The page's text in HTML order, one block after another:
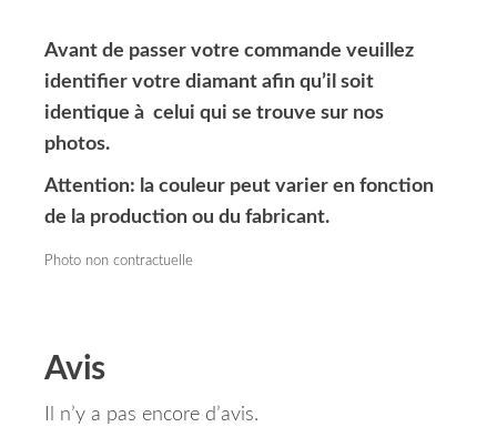
Avant de passer votre commande veuillez
identifier votre diamant afin qu’il soit
identique à celui qui se trouve sur nos
photos.
Attention: la couleur peut varier en fonction
de la production ou du fabricant.
Photo non contractuelle
Avis
Il n’y a pas encore d’avis.